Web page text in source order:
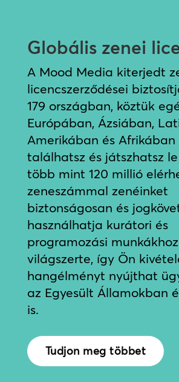
Globális zenei
A Mood Media kiterjedt
licencszerződései
179 országban, köztük
Európában, Ázsiában,
Amerikában és
találhatsz és játszhatsz
több mint 120 millió
zeneszámmal zenéinket
biztonságosan és
használhatja kurátori és
programozási munkákhoz
világszerte, így Ön
hangélményt nyújthat
az Egyesült Államokban
is.
Tudjon meg többet